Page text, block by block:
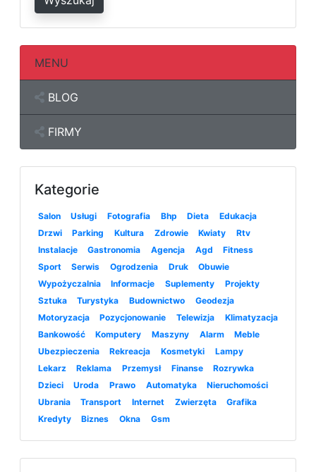
MENU
BLOG
FIRMY
Kategorie
Salon Usługi Fotografia Bhp Dieta
Edukacja
Drzwi
Parking Kultura Zdrowie Kwiaty
Rtv
Instalacje
Gastronomia Agencja Agd
Fitness
Sport
Serwis Ogrodzenia Druk
Obuwie
Wypożyczalnia
Informacje Suplementy
Projekty
Sztuka
Turystyka Budownictwo
Geodezja
Motoryzacja
Pozycjonowanie Telewizja
Klimatyzacja
Bankowość
Komputery Maszyny Alarm
Meble
Ubezpieczenia
Rekreacja Kosmetyki
Lampy
Lekarz
Reklama Przemysł Finanse
Rozrywka
Dzieci
Uroda Prawo Automatyka
Nieruchomości
Ubrania
Transport Internet Zwierzęta
Grafika
Kredyty
Biznes Okna Gsm